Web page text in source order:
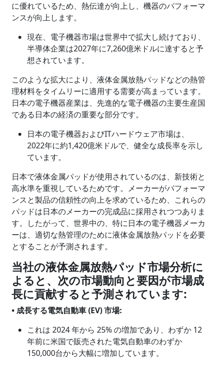
に優れているため、熱伝達が向上し、機器のパフォーマ
ンスが向上します。
現在、電子機器市場は世界中で拡大し続けており、
半導体企業は2027年に7,260億米ドルに達すると予
想されています。
このような拡大により、液体金属放熱パッドなどの熱管
理材料をタイムリーに適用する需要が高まっています。
日本の電子機器産業は、先進的な電子機器の主要生産国
である日本の経済の重要な部分です。
日本の電子機器およびITハードウェア市場は、
2022年に約1,420億米ドルで、健全な成長率を示し
ています。
日本で液体金属パッドが使用されているのは、新技術と
高水準を重視しているためです。メーカーがパフォーマ
ンスと製品の信頼性の向上を求めているため、これらの
パッドは日本のメーカーの完成品に採用されつつありま
す。したがって、世界中の、特に日本の電子機器メーカ
ーは、適切な熱管理のために液体金属放熱パッドを必要
とすることが予測されます。
当社の液体金属放熱パッド市場分析に
よると、次の市場動向と要因が市場成
長に貢献すると予測されています:
• 成長する電気自動車(EV) 市場:
これは 2024 年から 25% の増加であり、わずか 12
年前に米国で販売された電気自動車のわずか
150,000台から大幅に増加しています。